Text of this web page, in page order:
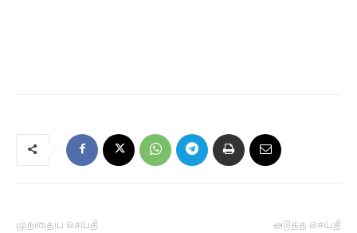
முந்தைய செய்தி அடுத்த செய்தி